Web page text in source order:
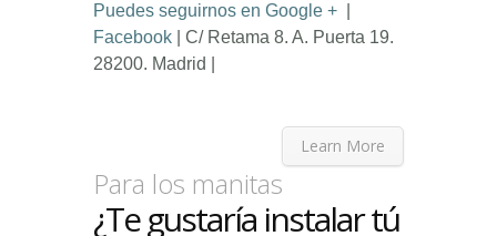
Puedes seguirnos en Google +
Facebook | C/ Retama 8. A. Puerta 19.
28200. Madrid |
Learn More
Para los manitas
¿Te gustaría instalar tú